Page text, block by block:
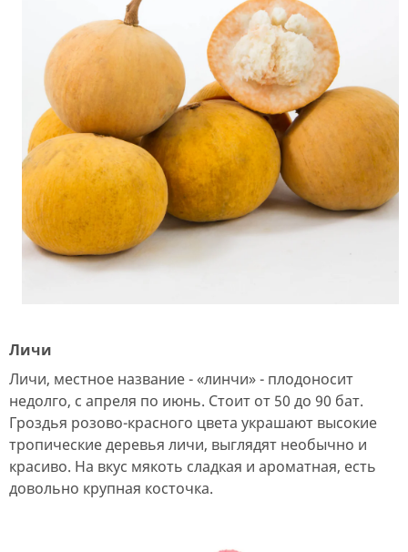
Личи
Личи, местное название - «линчи» - плодоносит
недолго, с апреля по июнь. Стоит от 50 до 90 бат.
Гроздья розово-красного цвета украшают высокие
тропические деревья личи, выглядят необычно и
красиво. На вкус мякоть сладкая и ароматная, есть
довольно крупная косточка.